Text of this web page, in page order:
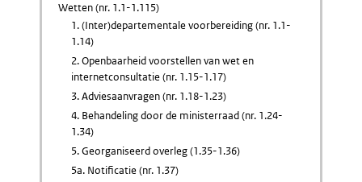
Wetten (nr. 1.1-1.115)
1. (Inter)departementale voorbereiding (nr. 1.1-
1.14)
2. Openbaarheid voorstellen van wet en
internetconsultatie (nr. 1.15-1.17)
3. Adviesaanvragen (nr. 1.18-1.23)
4. Behandeling door de ministerraad (nr. 1.24-
1.34)
5. Georganiseerd overleg (1.35-1.36)
5a. Notificatie (nr. 1.37)